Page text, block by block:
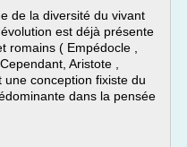
de la diversité du vivant
est déjà présente
romains ( Empédocle ,
Aristote ,
conception fixiste du
dans la pensée